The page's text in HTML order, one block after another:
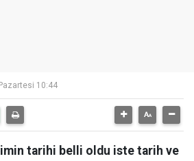
10:44
tarihi belli oldu iste tarih ve